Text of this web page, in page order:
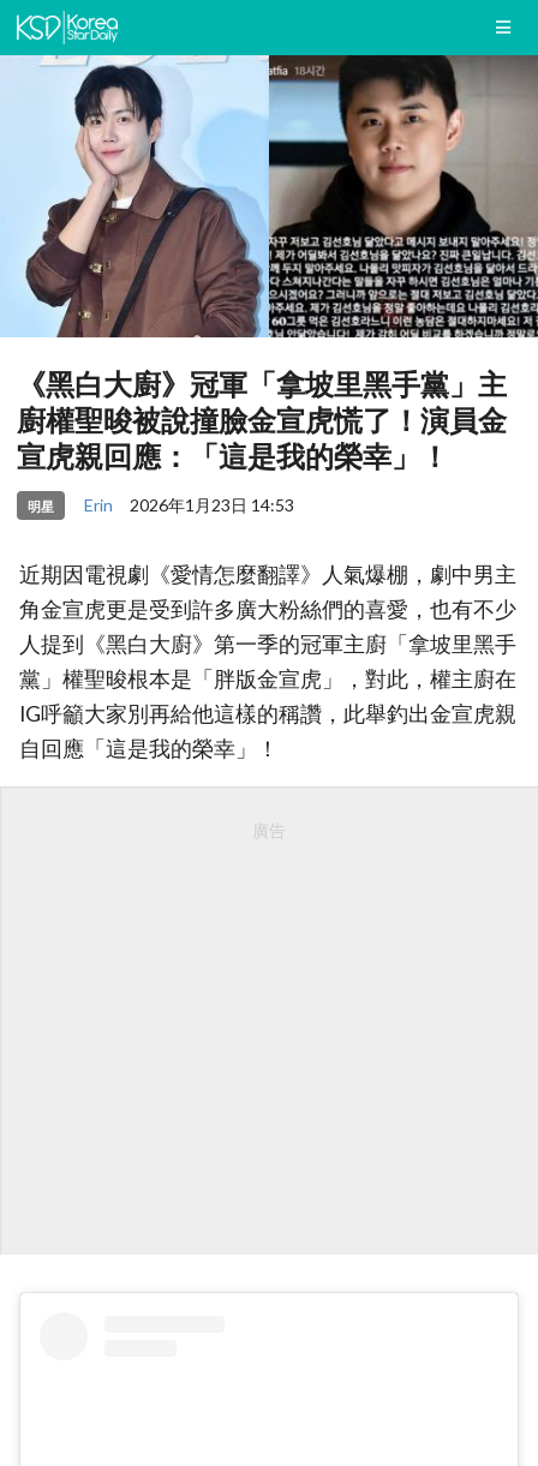
《黑白大廚》冠軍「拿坡里黑手黨」主
廚權聖晙被說撞臉金宣虎慌了！演員金
宣虎親回應：「這是我的榮幸」！
明星 Erin 2026年1月23日 14:53
近期因電視劇《愛情怎麼翻譯》人氣爆棚，劇中男主
角金宣虎更是受到許多廣大粉絲們的喜愛，也有不少
人提到《黑白大廚》第一季的冠軍主廚「拿坡里黑手
黨」權聖晙根本是「胖版金宣虎」，對此，權主廚在
IG呼籲大家別再給他這樣的稱讚，此舉釣出金宣虎親
自回應「這是我的榮幸」！
廣告